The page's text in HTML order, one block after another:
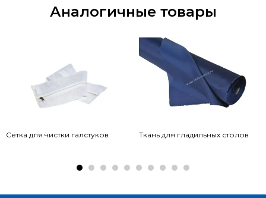
Аналогичные товары
Сетка для чистки галстуков Ткань для гладильных столов